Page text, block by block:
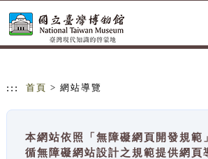
::: 首頁 > 網站導覽
本網站依照「無障礙網頁開發規範
循無障礙網站設計之規範提供網